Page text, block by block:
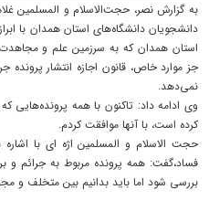
به گزارش نصر، حجت‌الاسلام و المسلمین
دانشجویان دانشگاه‌های استان همدان با
استان همدان که به سرزمین علم و
جز موارد خاص، قانون اجازه انتشار
نمی‌دهد.
وی ادامه داد: تاکنون با همه پرونده‌هایی
کرده است، با آنها موافقت کردم.
حجت الاسلام و المسلمین اژه ای با
فساد،گفت: همه پرونده مربوط به جرائم و
بررسی شود اما باید بدانیم بین متخلف و